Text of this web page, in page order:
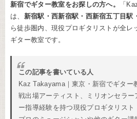
新宿でギター教室をお探しの方へ。
「
は、 新宿駅・西新宿駅・西新宿五丁目駅
ら徒歩圏内、現役プロギタリストが全レ
ギター教室です。
この記事を書いている人
Kaz Takayama｜東京・新宿でギター
戦出場アーティスト、ミリオンセラー
ー指導経験を持つ現役プロギタリスト